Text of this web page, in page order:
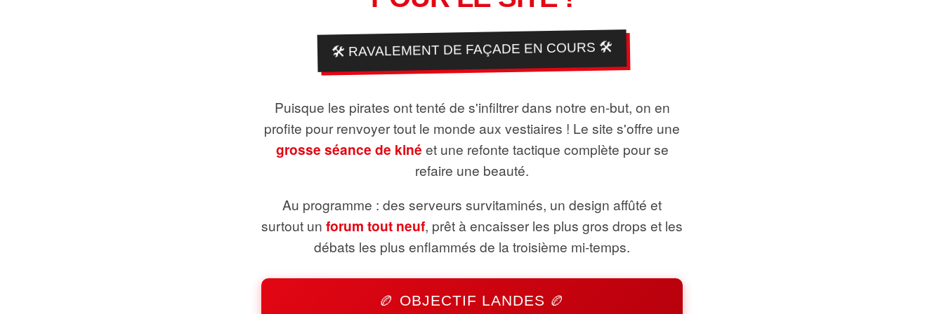
🛠️ RAVALEMENT DE FAÇADE EN COURS 🛠️
Puisque les pirates ont tenté de s'infiltrer dans notre en-but, on en
profite pour renvoyer tout le monde aux vestiaires ! Le site s'offre une
grosse séance de kiné et une refonte tactique complète pour se
refaire une beauté.
Au programme : des serveurs survitaminés, un design affûté et
surtout un forum tout neuf, prêt à encaisser les plus gros drops et les
débats les plus enflammés de la troisième mi-temps.
🏉 OBJECTIF LANDES 🏉